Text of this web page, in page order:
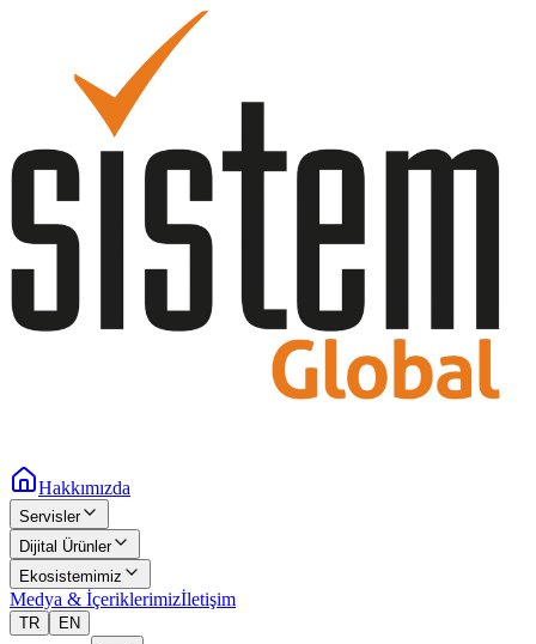
Hakkımızda
Servisler
Dijital Ürünler
Ekosistemimiz
Medya & İçeriklerimizİletişim
TR EN